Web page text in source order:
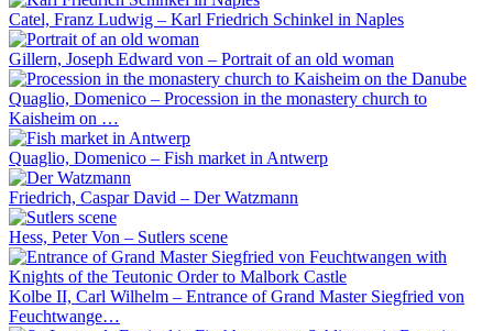
Catel, Franz Ludwig – Karl Friedrich Schinkel in Naples
Gillern, Joseph Edward von – Portrait of an old woman
Quaglio, Domenico – Procession in the monastery church to
Kaisheim on …
Quaglio, Domenico – Fish market in Antwerp
Friedrich, Caspar David – Der Watzmann
Hess, Peter Von – Sutlers scene
Kolbe II, Carl Wilhelm – Entrance of Grand Master Siegfried von
Feuchtwange…